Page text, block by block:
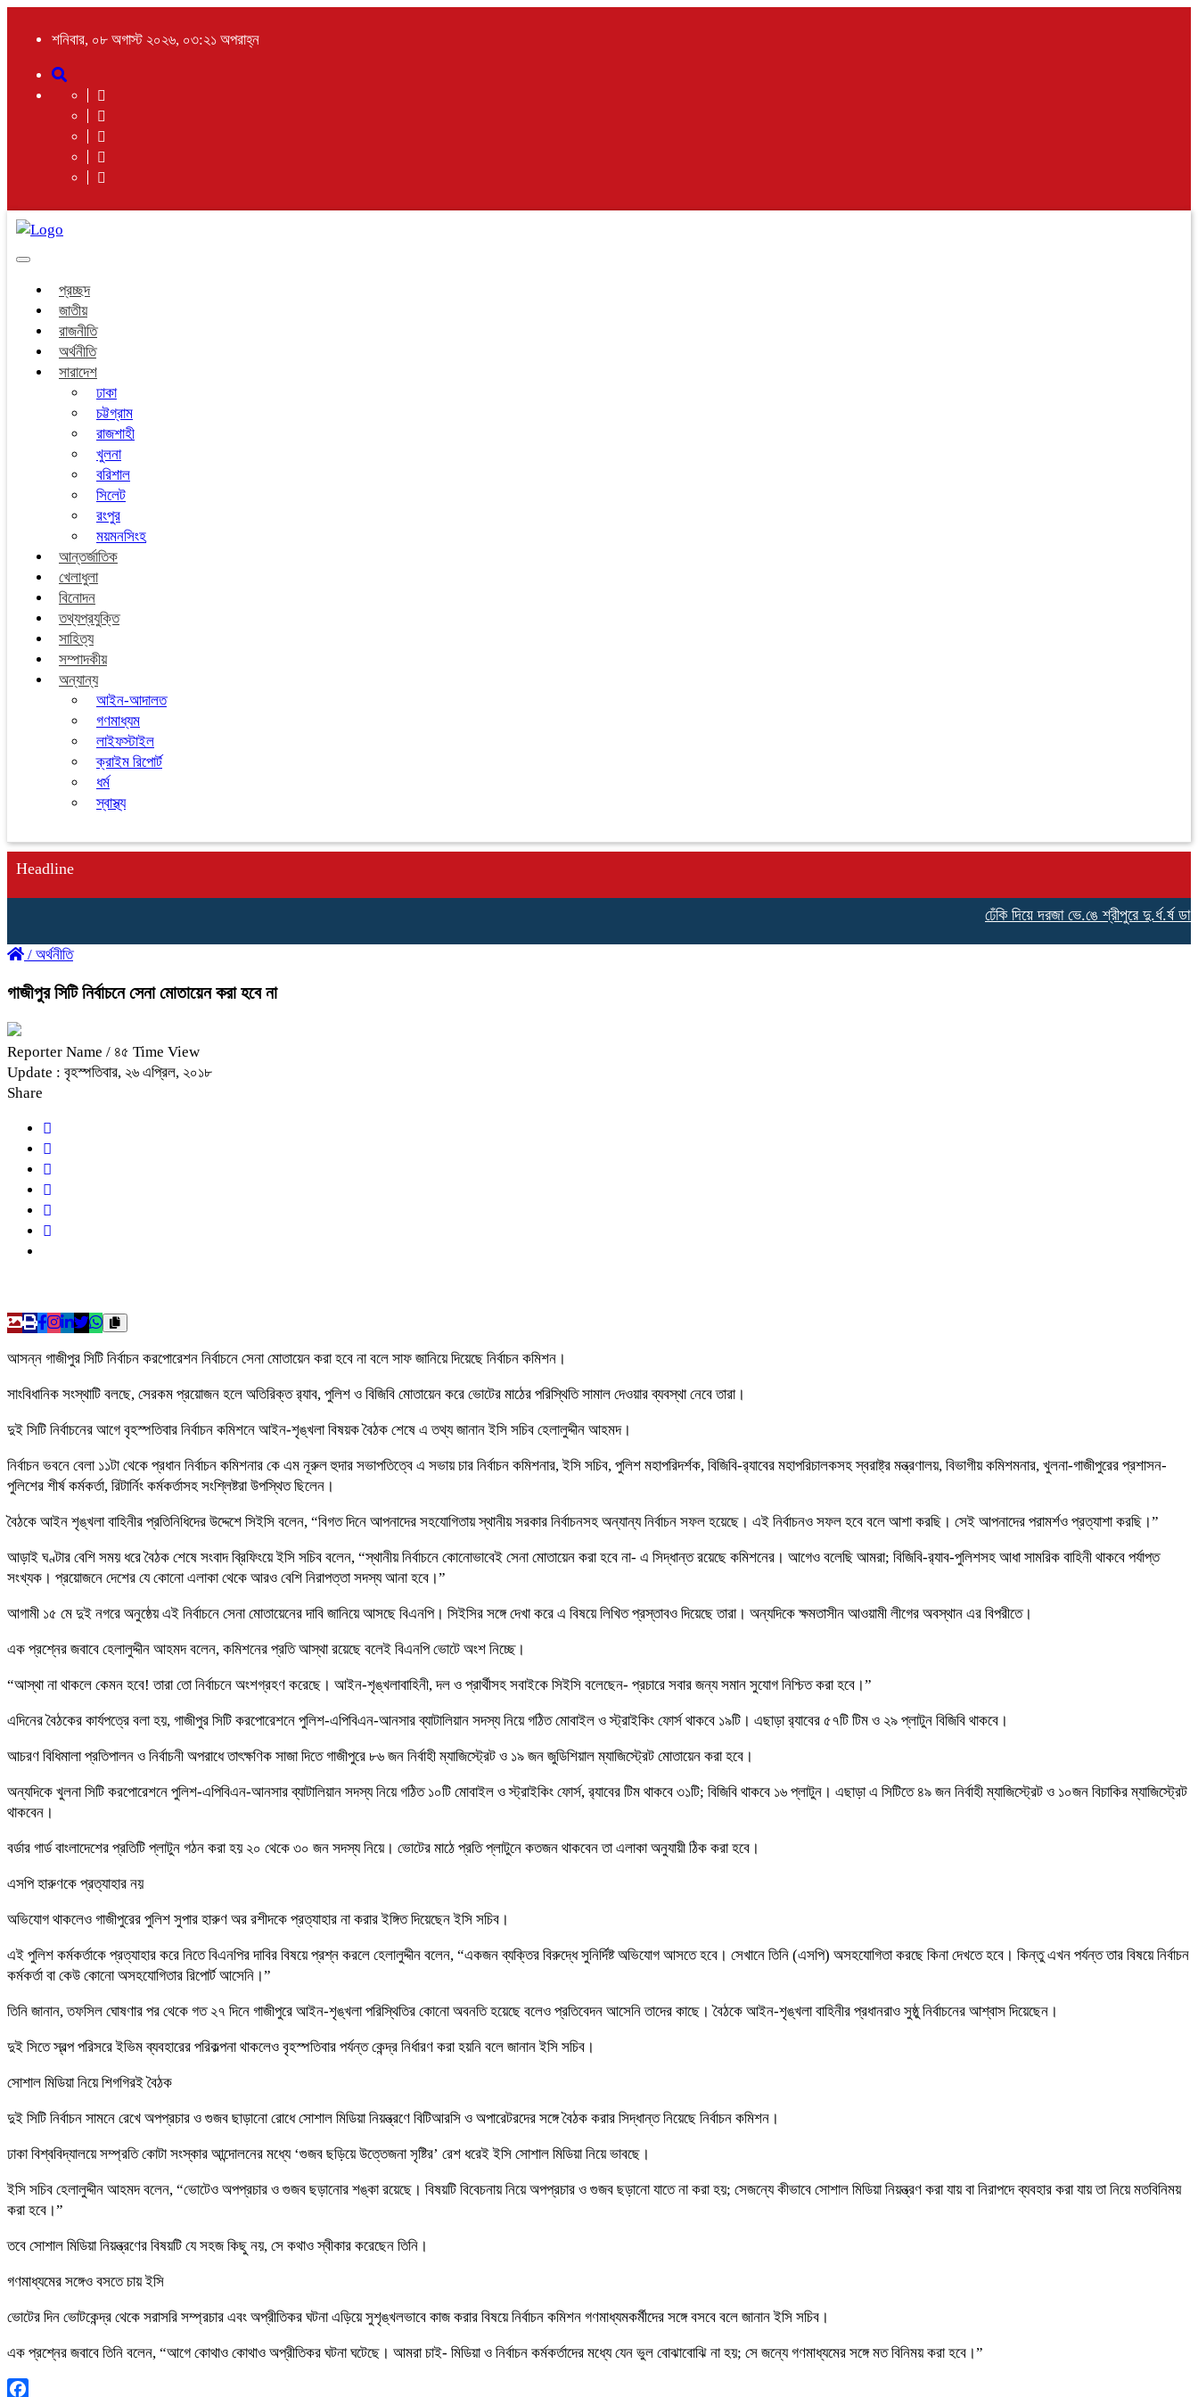
শনিবার, ০৮ অগাস্ট ২০২৬, ০৩:২১ অপরাহ্ন
Toggle
প্রচ্ছদ
জাতীয়
রাজনীতি
অর্থনীতি
সারাদেশ
ঢাকা
চট্টগ্রাম
রাজশাহী
খুলনা
বরিশাল
সিলেট
রংপুর
ময়মনসিংহ
আন্তর্জাতিক
খেলাধুলা
বিনোদন
তথ্যপ্রযুক্তি
সাহিত্য
সম্পাদকীয়
অন্যান্য
আইন-আদালত
গণমাধ্যম
লাইফস্টাইল
ক্রাইম রিপোর্ট
ধর্ম
স্বাস্থ্য
Headline
ঢেঁকি দিয়ে দরজা ভে.ঙে শ্রীপুরে দু.র্ধ.র্ষ
/ অর্থনীতি
গাজীপুর সিটি নির্বাচনে সেনা মোতায়েন করা হবে না
Reporter Name / ৪৫ Time View
Update : বৃহস্পতিবার, ২৬ এপ্রিল, ২০১৮
Share
আসন্ন গাজীপুর সিটি নির্বাচন করপোরেশন নির্বাচনে সেনা মোতায়েন করা হবে না বলে সাফ জানিয়ে দিয়েছে নির্বাচন কমিশন।
সাংবিধানিক সংস্থাটি বলছে, সেরকম প্রয়োজন হলে অতিরিক্ত র‌্যাব, পুলিশ ও বিজিবি মোতায়েন করে ভোটের মাঠের পরিস্থিতি সামাল দেওয়ার ব্যবস্থা নেবে তারা।
দুই সিটি নির্বাচনের আগে বৃহস্পতিবার নির্বাচন কমিশনে আইন-শৃঙ্খলা বিষয়ক বৈঠক শেষে এ তথ্য জানান ইসি সচিব হেলালুদ্দীন আহমদ।
নির্বাচন ভবনে বেলা ১১টা থেকে প্রধান নির্বাচন কমিশনার কে এম নূরুল হুদার সভাপতিত্বে এ সভায় চার নির্বাচন কমিশনার, ইসি সচিব, পুলিশ মহাপরিদর্শক, বিজিবি-র‌্যাবের মহাপরিচালকসহ স্বরাষ্ট্র মন্ত্রণালয়, বিভাগীয় কমিশমনার, খুলনা-গাজীপুরের প্রশাসন-
পুলিশের শীর্ষ কর্মকর্তা, রিটার্নিং কর্মকর্তাসহ সংশ্লিষ্টরা উপস্থিত ছিলেন।
বৈঠকে আইন শৃঙ্খলা বাহিনীর প্রতিনিধিদের উদ্দেশে সিইসি বলেন, “বিগত দিনে আপনাদের সহযোগিতায় স্থানীয় সরকার নির্বাচনসহ অন্যান্য নির্বাচন সফল হয়েছে। এই নির্বাচনও সফল হবে বলে আশা করছি। সেই আপনাদের পরামর্শও প্রত্যাশা করছি।”
আড়াই ঘণ্টার বেশি সময় ধরে বৈঠক শেষে সংবাদ ব্রিফিংয়ে ইসি সচিব বলেন, “স্থানীয় নির্বাচনে কোনোভাবেই সেনা মোতায়েন করা হবে না- এ সিদ্ধান্ত রয়েছে কমিশনের। আগেও বলেছি আমরা; বিজিবি-র‌্যাব-পুলিশসহ আধা সামরিক বাহিনী থাকবে পর্যাপ্ত
সংখ্যক। প্রয়োজনে দেশের যে কোনো এলাকা থেকে আরও বেশি নিরাপত্তা সদস্য আনা হবে।”
আগামী ১৫ মে দুই নগরে অনুষ্ঠেয় এই নির্বাচনে সেনা মোতায়েনের দাবি জানিয়ে আসছে বিএনপি। সিইসির সঙ্গে দেখা করে এ বিষয়ে লিখিত প্রস্তাবও দিয়েছে তারা। অন্যদিকে ক্ষমতাসীন আওয়ামী লীগের অবস্থান এর বিপরীতে।
এক প্রশ্নের জবাবে হেলালুদ্দীন আহমদ বলেন, কমিশনের প্রতি আস্থা রয়েছে বলেই বিএনপি ভোটে অংশ নিচ্ছে।
“আস্থা না থাকলে কেমন হবে! তারা তো নির্বাচনে অংশগ্রহণ করেছে। আইন-শৃঙ্খলাবাহিনী, দল ও প্রার্থীসহ সবাইকে সিইসি বলেছেন- প্রচারে সবার জন্য সমান সুযোগ নিশ্চিত করা হবে।”
এদিনের বৈঠকের কার্যপত্রে বলা হয়, গাজীপুর সিটি করপোরেশনে পুলিশ-এপিবিএন-আনসার ব্যাটালিয়ান সদস্য নিয়ে গঠিত মোবাইল ও স্ট্রাইকিং ফোর্স থাকবে ১৯টি। এছাড়া র‌্যাবের ৫৭টি টিম ও ২৯ প্লাটুন বিজিবি থাকবে।
আচরণ বিধিমালা প্রতিপালন ও নির্বাচনী অপরাধে তাৎক্ষণিক সাজা দিতে গাজীপুরে ৮৬ জন নির্বাহী ম্যাজিস্ট্রেট ও ১৯ জন জুডিশিয়াল ম্যাজিস্ট্রেট মোতায়েন করা হবে।
অন্যদিকে খুলনা সিটি করপোরেশনে পুলিশ-এপিবিএন-আনসার ব্যাটালিয়ান সদস্য নিয়ে গঠিত ১০টি মোবাইল ও স্ট্রাইকিং ফোর্স, র‌্যাবের টিম থাকবে ৩১টি; বিজিবি থাকবে ১৬ প্লাটুন। এছাড়া এ সিটিতে ৪৯ জন নির্বাহী ম্যাজিস্ট্রেট ও ১০জন বিচাকির ম্যাজিস্ট্রেট
থাকবেন।
বর্ডার গার্ড বাংলাদেশের প্রতিটি প্লাটুন গঠন করা হয় ২০ থেকে ৩০ জন সদস্য নিয়ে। ভোটের মাঠে প্রতি প্লাটুনে কতজন থাকবেন তা এলাকা অনুযায়ী ঠিক করা হবে।
এসপি হারুণকে প্রত্যাহার নয়
অভিযোগ থাকলেও গাজীপুরের পুলিশ সুপার হারুণ অর রশীদকে প্রত্যাহার না করার ইঙ্গিত দিয়েছেন ইসি সচিব।
এই পুলিশ কর্মকর্তাকে প্রত্যাহার করে নিতে বিএনপির দাবির বিষয়ে প্রশ্ন করলে হেলালুদ্দীন বলেন, “একজন ব্যক্তির বিরুদ্ধে সুনির্দিষ্ট অভিযোগ আসতে হবে। সেখানে তিনি (এসপি) অসহযোগিতা করছে কিনা দেখতে হবে। কিন্তু এখন পর্যন্ত তার বিষয়ে নির্বাচন
কর্মকর্তা বা কেউ কোনো অসহযোগিতার রিপোর্ট আসেনি।”
তিনি জানান, তফসিল ঘোষণার পর থেকে গত ২৭ দিনে গাজীপুরে আইন-শৃঙ্খলা পরিস্থিতির কোনো অবনতি হয়েছে বলেও প্রতিবেদন আসেনি তাদের কাছে। বৈঠকে আইন-শৃঙ্খলা বাহিনীর প্রধানরাও সুষ্ঠু নির্বাচনের আশ্বাস দিয়েছেন।
দুই সিতে স্বল্প পরিসরে ইভিম ব্যবহারের পরিকল্পনা থাকলেও বৃহস্পতিবার পর্যন্ত কেন্দ্র নির্ধারণ করা হয়নি বলে জানান ইসি সচিব।
সোশাল মিডিয়া নিয়ে শিগগিরই বৈঠক
দুই সিটি নির্বাচন সামনে রেখে অপপ্রচার ও গুজব ছাড়ানো রোধে সোশাল মিডিয়া নিয়ন্ত্রণে বিটিআরসি ও অপারেটরদের সঙ্গে বৈঠক করার সিদ্ধান্ত নিয়েছে নির্বাচন কমিশন।
ঢাকা বিশ্ববিদ্যালয়ে সম্প্রতি কোটা সংস্কার আন্দোলনের মধ্যে ‘গুজব ছড়িয়ে উত্তেজনা সৃষ্টির’ রেশ ধরেই ইসি সোশাল মিডিয়া নিয়ে ভাবছে।
ইসি সচিব হেলালুদ্দীন আহমদ বলেন, “ভোটেও অপপ্রচার ও গুজব ছড়ানোর শঙ্কা রয়েছে। বিষয়টি বিবেচনায় নিয়ে অপপ্রচার ও গুজব ছড়ানো যাতে না করা হয়; সেজন্যে কীভাবে সোশাল মিডিয়া নিয়ন্ত্রণ করা যায় বা নিরাপদে ব্যবহার করা যায় তা নিয়ে মতবিনিময়
করা হবে।”
তবে সোশাল মিডিয়া নিয়ন্ত্রণের বিষয়টি যে সহজ কিছু নয়, সে কথাও স্বীকার করেছেন তিনি।
গণমাধ্যমের সঙ্গেও বসতে চায় ইসি
ভোটের দিন ভোটকেন্দ্র থেকে সরাসরি সম্প্রচার এবং অপ্রীতিকর ঘটনা এড়িয়ে সুশৃঙ্খলভাবে কাজ করার বিষয়ে নির্বাচন কমিশন গণমাধ্যমকর্মীদের সঙ্গে বসবে বলে জানান ইসি সচিব।
এক প্রশ্নের জবাবে তিনি বলেন, “আগে কোথাও কোথাও অপ্রীতিকর ঘটনা ঘটেছে। আমরা চাই- মিডিয়া ও নির্বাচন কর্মকর্তাদের মধ্যে যেন ভুল বোঝাবোঝি না হয়; সে জন্যে গণমাধ্যমের সঙ্গে মত বিনিময় করা হবে।”